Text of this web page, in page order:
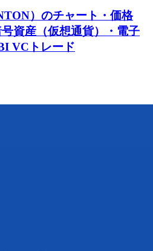
）のチャート・価格
号資産（仮想通貨）・電子
VCトレード